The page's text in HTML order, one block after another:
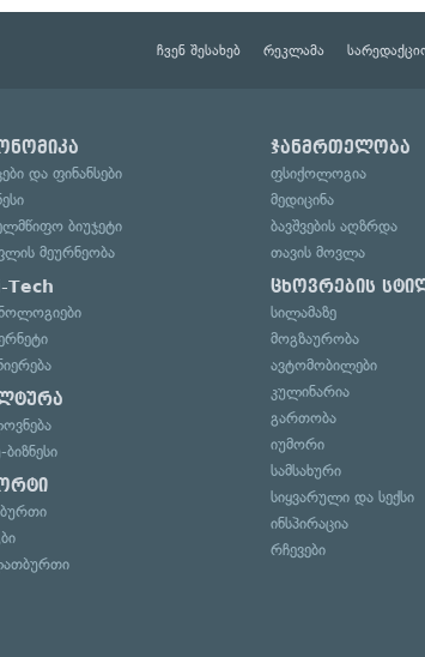
ჩვენ შესახებ რეკლამა
და ფინანსები
ბიუჯეტი
მეურნეობა
Tech
ჯანმრთელობა
ფსიქოლოგია
მედიცინა
ბავშვების აღზრდა
თავის მოვლა
ცხოვრების
სილამაზე
მოგზაურობა
ავტომობილები
კულინარია
გართობა
იუმორი
სამსახური
სიყვარული და სექსი
ინსპირაცია
რჩევები